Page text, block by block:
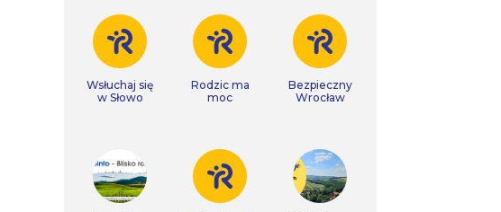
Wsłuchaj się
w Słowo
Rodzic ma
moc
Bezpieczny
Wrocław